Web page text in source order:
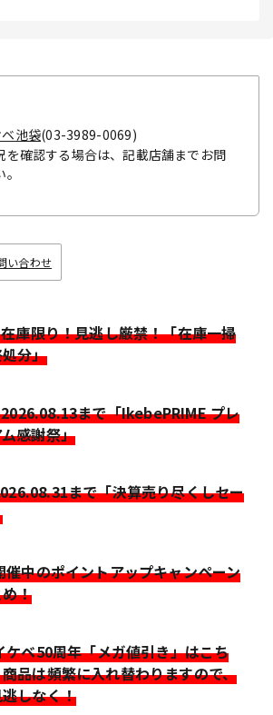
池袋(03-3989-0069)
確認する場合は、記載店舗までお問
い合わせ
庫限り！見逃し厳禁！「在庫一掃
分」
まで「IkebePRIME プレ
感謝祭」
まで「決算売り尽くしセー
催中のポイントアップキャンペーン
！
ケベ50周年「メガ値引き」はこち
品は頻繁に入れ替わりますので、
しなく！